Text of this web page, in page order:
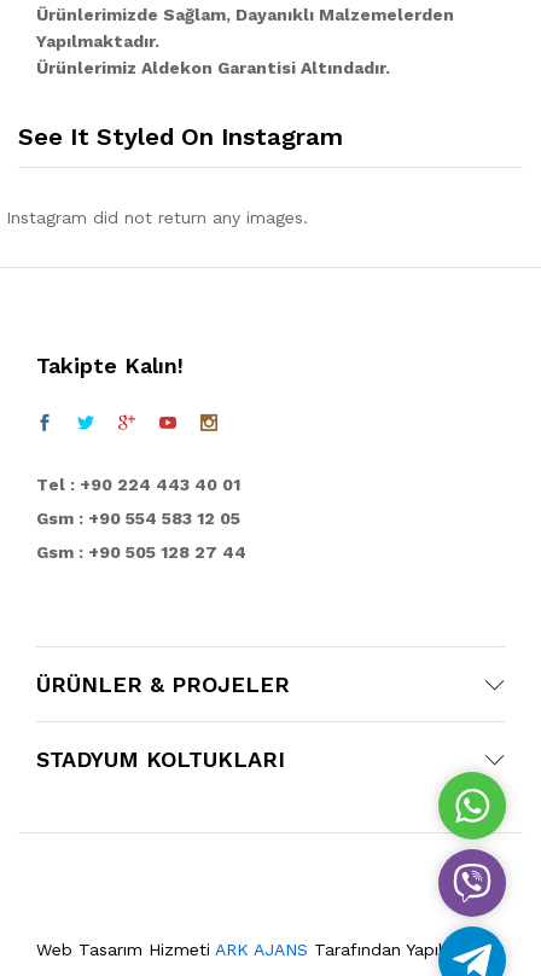
Ürünlerimizde Sağlam, Dayanıklı Malzemelerden
Yapılmaktadır.
Ürünlerimiz Aldekon Garantisi Altındadır.
See It Styled On Instagram
Instagram did not return any images.
Takipte Kalın!
Tel : +90 224 443 40 01
Gsm : +90 554 583 12 05
Gsm : +90 505 128 27 44
ÜRÜNLER & PROJELER
STADYUM KOLTUKLARI
Web Tasarım Hizmeti ARK AJANS Tarafından Yapılmıştır.
W
h
a
t
s
A
p
V
i
b
e
T